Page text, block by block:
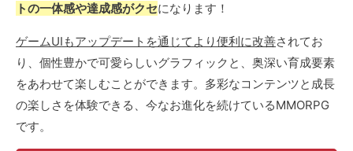
トの一体感や達成感がクセになります！
ゲームUIもアップデートを通じてより便利に改善されてお
り、個性豊かで可愛らしいグラフィックと、奥深い育成要素
をあわせて楽しむことができます。多彩なコンテンツと成長
の楽しさを体験できる、今なお進化を続けているMMORPG
です。